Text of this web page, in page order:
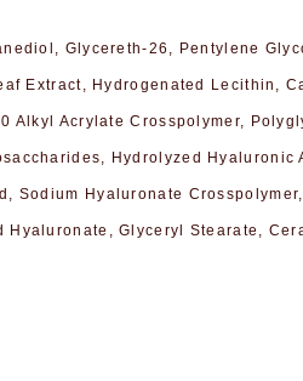
Glycereth-26, Pentylene
Extract, Hydrogenated Lecithin,
Alkyl Acrylate Crosspolymer,
Hydrolyzed
Sodium Hyaluronate
Glyceryl Stearate,